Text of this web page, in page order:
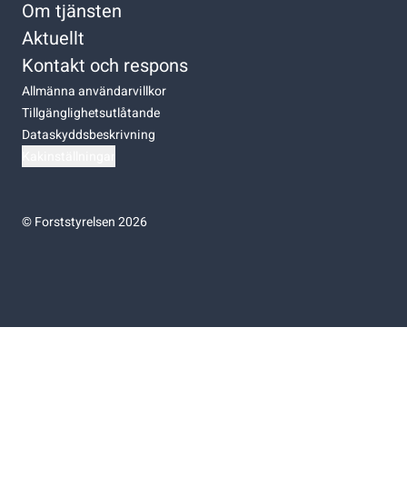
Om tjänsten
Aktuellt
Kontakt och respons
Allmänna användarvillkor
Tillgänglighetsutlåtande
Dataskyddsbeskrivning
©Forststyrelsen 2026